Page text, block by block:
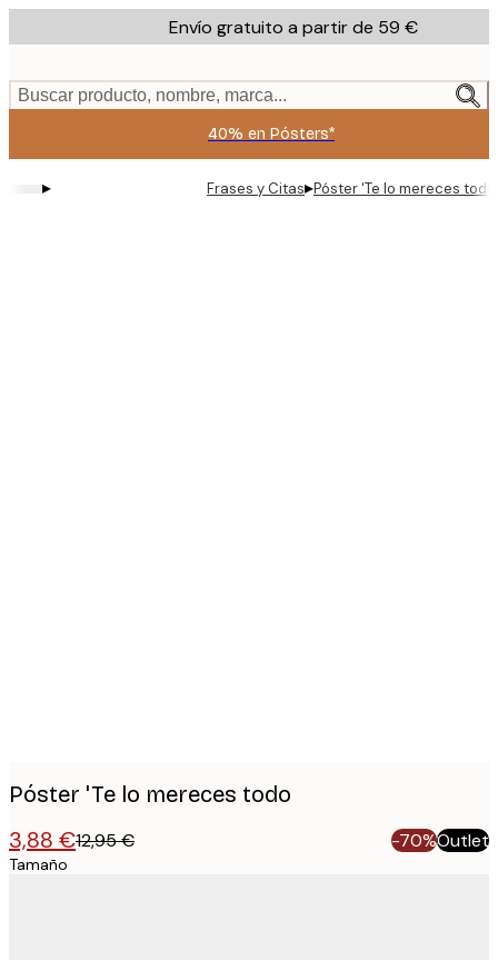
to
content.
Envío gratuito a partir de 59 €
Buscar producto, nombre, marca...
40% en Pósters*
▸ Frases y Citas▸Póster 'Te lo mereces todo
Póster 'Te lo mereces todo
3,88 €12,95 € -70%Outlet
Tamaño